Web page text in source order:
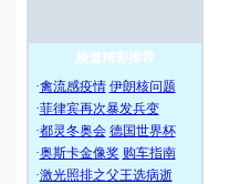
频道精彩推荐
·禽流感疫情 伊朗核问题
·菲律宾再次暴发兵变
·都灵冬奥会 德国世界杯
·奥斯卡金像奖 购车指南
·激光照排之父王选病逝